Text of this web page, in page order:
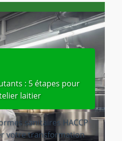
: 5 étapes pour
laitier
sanitaires HACCP
votre transformation